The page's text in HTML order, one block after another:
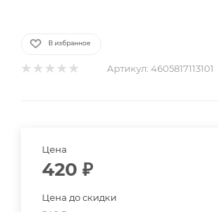
В избранное
Артикул: 4605817113101
Цена
420 ₽
Цена до скидки